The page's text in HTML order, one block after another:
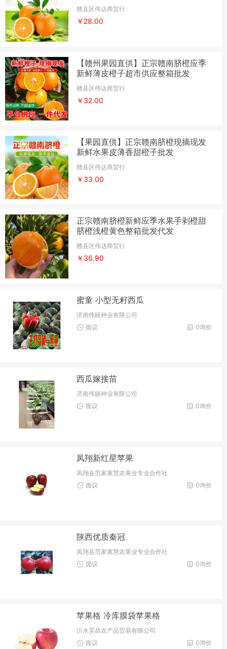
赣县区伟达商贸行
￥28.00
【赣州果园直供】正宗赣南脐橙应季
新鲜薄皮橙子超市供应整箱批发
赣县区伟达商贸行
￥32.00
【果园直供】正宗赣南脐橙现摘现发
新鲜水果皮薄香甜橙子批发
赣县区伟达商贸行
￥33.00
正宗赣南脐橙新鲜应季水果手剥橙甜
脐橙浅橙黄色整箱批发代发
赣县区伟达商贸行
￥36.90
蜜童 小型无籽西瓜
济南伟丽种业有限公司
0询价
面议
西瓜嫁接苗
济南伟丽种业有限公司
0询价
面议
凤翔新红星苹果
凤翔县范家寨慧农果业专业合作社
0询价
面议
陕西优质秦冠
凤翔县范家寨慧农果业专业合作社
0询价
面议
苹果格 冷库膜袋苹果格
沂水昊昌农产品贸易有限公司
0询价
面议